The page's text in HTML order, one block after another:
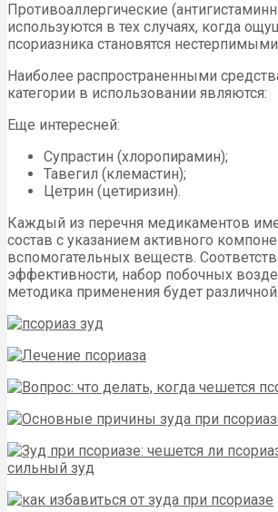
Противоаллергические
используются в тех случаях, когда
псориазника становятся
Наиболее распространенными
категории в использовании являются:
Еще интересней:
Супрастин (хлоропирамин);
Тавегил (клемастин);
Цетрин (цетиризин).
Каждый из перечня медикаментов
состав с указанием активного
вспомогательных веществ.
эффективности, набор побочных
методика применения будет различной.